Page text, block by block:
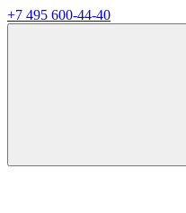
+7 495 600-44-40